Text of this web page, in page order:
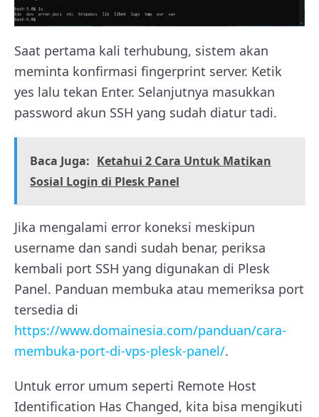
Saat pertama kali terhubung, sistem akan
meminta konfirmasi fingerprint server. Ketik
yes lalu tekan Enter. Selanjutnya masukkan
password akun SSH yang sudah diatur tadi.
Baca Juga: Ketahui 2 Cara Untuk Matikan
Sosial Login di Plesk Panel
Jika mengalami error koneksi meskipun
username dan sandi sudah benar, periksa
kembali port SSH yang digunakan di Plesk
Panel. Panduan membuka atau memeriksa port
tersedia di
https://www.domainesia.com/panduan/cara-
membuka-port-di-vps-plesk-panel/.
Untuk error umum seperti Remote Host
Identification Has Changed, kita bisa mengikuti